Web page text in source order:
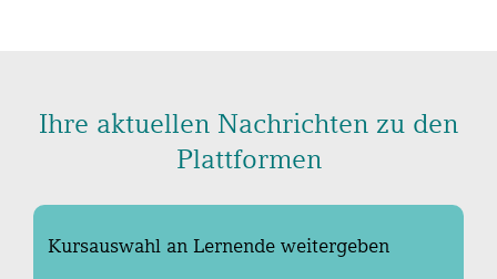
Ihre aktuellen Nachrichten zu den
Plattformen
Kursauswahl an Lernende weitergeben